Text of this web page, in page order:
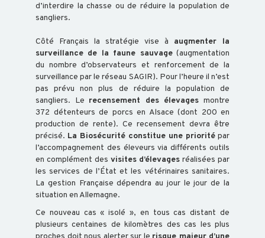
ACTUALITÉS
PRÉSENTATION
BIOSECURITE
d’interdire la chasse ou de réduire la population de
sangliers.
Côté Français la stratégie vise à augmenter la
surveillance de la faune sauvage(augmentation
du nombre d’observateurs et renforcement de la
surveillance par le réseau SAGIR). Pour l’heure il n’est
pas prévu non plus de réduire la population de
sangliers. Le recensement des élevages montre
372 détenteurs de porcs en Alsace (dont 200 en
production de rente). Ce recensement devra être
précisé. La Biosécurité constitue une priorité par
l’accompagnement des éleveurs via différents outils
en complément des visites d’élevages réalisées par
les services de l’État et les vétérinaires sanitaires.
La gestion Française dépendra au jour le jour de la
situation en Allemagne.
Ce nouveau cas « isolé », en tous cas distant de
plusieurs centaines de kilomètres des cas les plus